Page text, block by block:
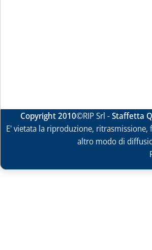
Copyright 2010©RIP Srl -Staffetta
E' vietata la riproduzione,
altro modo di